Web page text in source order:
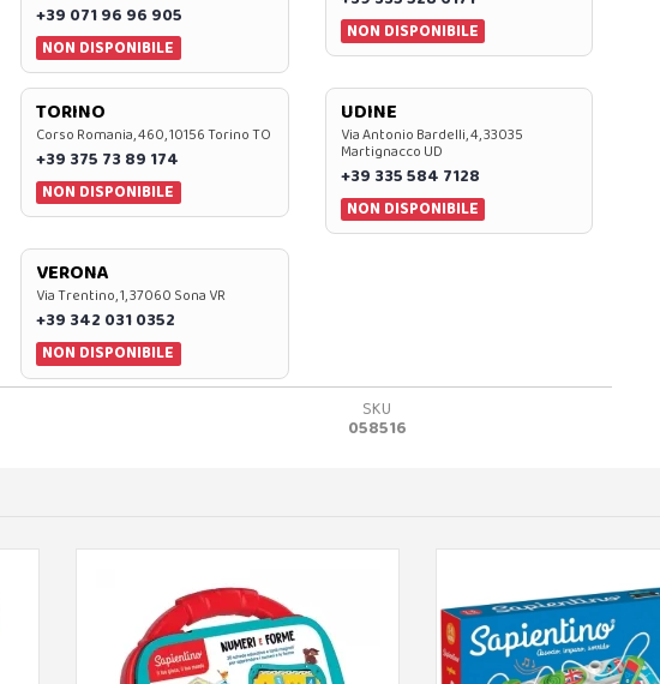
+39 071 96 96 905
NON DISPONIBILE
NON DISPONIBILE
TORINO
Corso Romania, 460, 10156 Torino TO
+39 375 73 89 174
NON DISPONIBILE
UDINE
Via Antonio Bardelli, 4, 33035
Martignacco UD
+39 335 584 7128
NON DISPONIBILE
VERONA
Via Trentino, 1, 37060 Sona VR
+39 342 031 0352
NON DISPONIBILE
SKU
058516